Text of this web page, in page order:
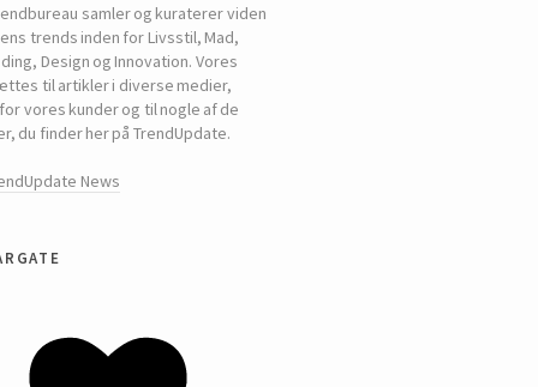
samler og kuraterer viden
trends inden for Livsstil, Mad,
Design og Innovation. Vores
til artikler i diverse medier,
vores kunder og til nogle af de
du finder her på TrendUpdate.
News